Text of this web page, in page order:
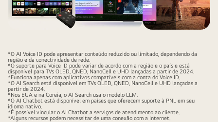
*O AI Voice ID pode apresentar conteúdo reduzido ou limitado, dependendo da
região e da conectividade de rede.
*O suporte para Voice ID pode variar de acordo com a região e o país e está
disponível para TVs OLED, QNED, NanoCell e UHD lançadas a partir de 2024.
*Funciona apenas com aplicativos compatíveis com a conta do Voice ID.
*O AI Search está disponível em TVs OLED, QNED, NanoCell e UHD lançadas a
partir de 2024.
*Nos EUA e na Coreia, o AI Search usa o modelo LLM.
*O AI Chatbot está disponível em países que oferecem suporte à PNL em seu
idioma nativo.
*É possível vincular o AI Chatbot a serviços de atendimento ao cliente.
*Alguns recursos podem necessitar de uma conexão com a internet.